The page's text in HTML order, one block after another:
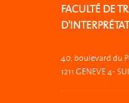
FACULTÉ DE
40, boulevard du
1211 GENEVE 4-